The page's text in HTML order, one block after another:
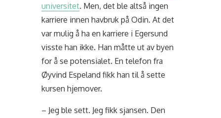
universitet. Men, det ble altså ingen
karriere innen havbruk på Odin. At det
var mulig å ha en karriere i Egersund
visste han ikke. Han måtte ut av byen
for å se potensialet. En telefon fra
Øyvind Espeland fikk han til å sette
kursen hjemover.
– Jeg ble sett. Jeg fikk sjansen. Den